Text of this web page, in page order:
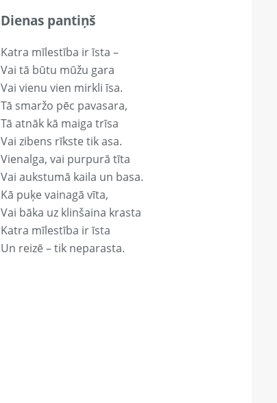
Dienas pantiņš
Katra mīlestība ir īsta –
Vai tā būtu mūžu gara
Vai vienu vien mirkli īsa.
Tā smaržo pēc pavasara,
Tā atnāk kā maiga trīsa
Vai zibens rīkste tik asa.
Vienalga, vai purpurā tīta
Vai aukstumā kaila un basa.
Kā puķe vainagā vīta,
Vai bāka uz klinšaina krasta
Katra mīlestība ir īsta
Un reizē – tik neparasta.